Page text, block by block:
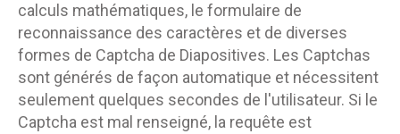
calculs mathématiques, le formulaire de
reconnaissance des caractères et de diverses
formes de Captcha de Diapositives. Les Captchas
sont générés de façon automatique et nécessitent
seulement quelques secondes de l'utilisateur. Si le
Captcha est mal renseigné, la requête est